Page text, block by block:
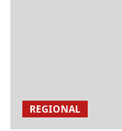
REGIONAL